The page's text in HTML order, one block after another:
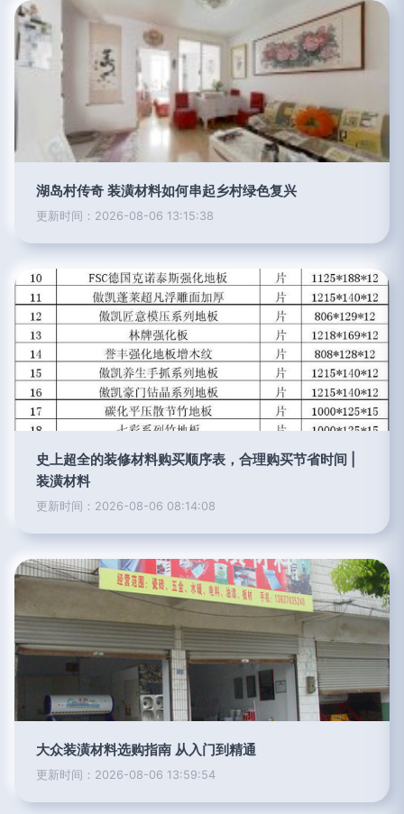
湖岛村传奇 装潢材料如何串起乡村绿色复兴
更新时间：2026-08-06 13:15:38
史上超全的装修材料购买顺序表，合理购买节省时间 |
装潢材料
更新时间：2026-08-06 08:14:08
大众装潢材料选购指南 从入门到精通
更新时间：2026-08-06 13:59:54